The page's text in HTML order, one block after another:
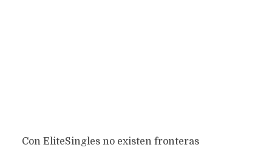
Con EliteSingles no existen fronteras